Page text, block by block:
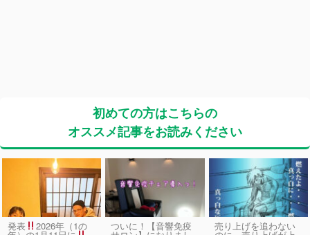
初めての方はこちらの
オススメ記事をお読みください
発表 2026年（1の ついに！【音響免疫 売り上げを追わない